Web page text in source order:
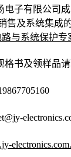
电子有限公司
售及系统集成
路与系统保护专
格书及领样品